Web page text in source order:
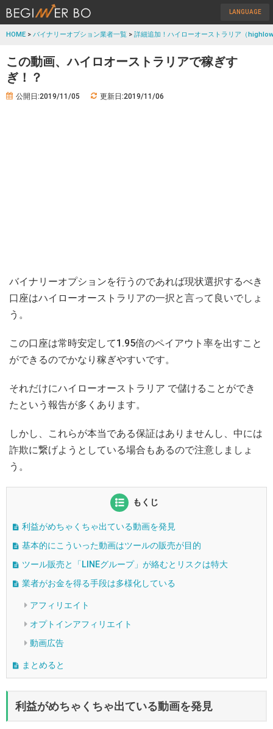
LANGUAGE
HOME > バイナリーオプション業者一覧 > 詳細追加！ハイローオーストラリア（
この動画、ハイロオーストラリアで稼ぎす
ぎ！？
公開日:2019/11/05 更新日:2019/11/06
バイナリーオプションを行うのであれば現状選択するべき
口座はハイローオーストラリアの一択と言って良いでしょ
う。
この口座は常時安定して1.95倍のペイアウト率を出すこと
ができるのでかなり稼ぎやすいです。
それだけにハイローオーストラリア で儲けることができ
たという報告が多くあります。
しかし、これらが本当である保証はありませんし、中には
詐欺に繋げようとしている場合もあるので注意しましょ
う。
もくじ
利益がめちゃくちゃ出ている動画を発見
基本的にこういった動画はツールの販売が目的
ツール販売と「LINEグループ」が絡むとリスクは特大
業者がお金を得る手段は多様化している
アフィリエイト
オプトインアフィリエイト
動画広告
まとめると
利益がめちゃくちゃ出ている動画を発見